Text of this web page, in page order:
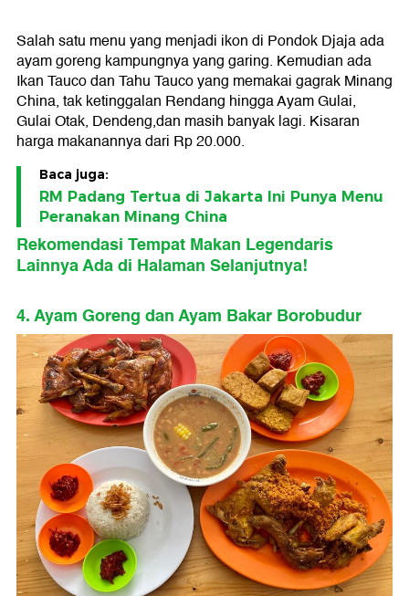
Salah satu menu yang menjadi ikon di Pondok Djaja ada
ayam goreng kampungnya yang garing. Kemudian ada
Ikan Tauco dan Tahu Tauco yang memakai gagrak Minang
China, tak ketinggalan Rendang hingga Ayam Gulai,
Gulai Otak, Dendeng,dan masih banyak lagi. Kisaran
harga makanannya dari Rp 20.000.
Baca juga:
RM Padang Tertua di Jakarta Ini Punya Menu
Peranakan Minang China
Rekomendasi Tempat Makan Legendaris
Lainnya Ada di Halaman Selanjutnya!
4. Ayam Goreng dan Ayam Bakar Borobudur